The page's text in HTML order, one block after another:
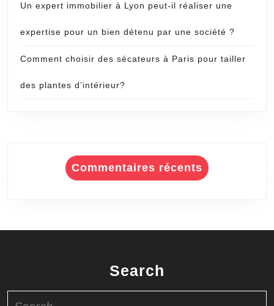
Un expert immobilier à Lyon peut-il réaliser une
expertise pour un bien détenu par une société ?
Comment choisir des sécateurs à Paris pour tailler
des plantes d’intérieur?
Commentaires récents
Search